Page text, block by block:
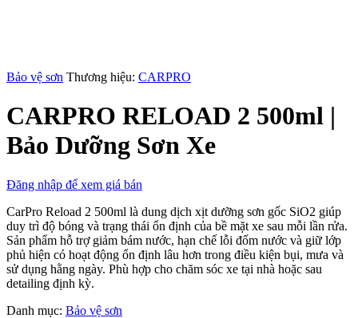
Bảo vệ sơn Thương hiệu: CARPRO
CARPRO RELOAD 2 500ml |
Bảo Dưỡng Sơn Xe
Đăng nhập để xem giá bán
CarPro Reload 2 500ml là dung dịch xịt dưỡng sơn gốc SiO2 giúp
duy trì độ bóng và trạng thái ổn định của bề mặt xe sau mỗi lần rửa.
Sản phẩm hỗ trợ giảm bám nước, hạn chế lỗi đốm nước và giữ lớp
phủ hiện có hoạt động ổn định lâu hơn trong điều kiện bụi, mưa và
sử dụng hằng ngày. Phù hợp cho chăm sóc xe tại nhà hoặc sau
detailing định kỳ.
Danh mục: Bảo vệ sơn